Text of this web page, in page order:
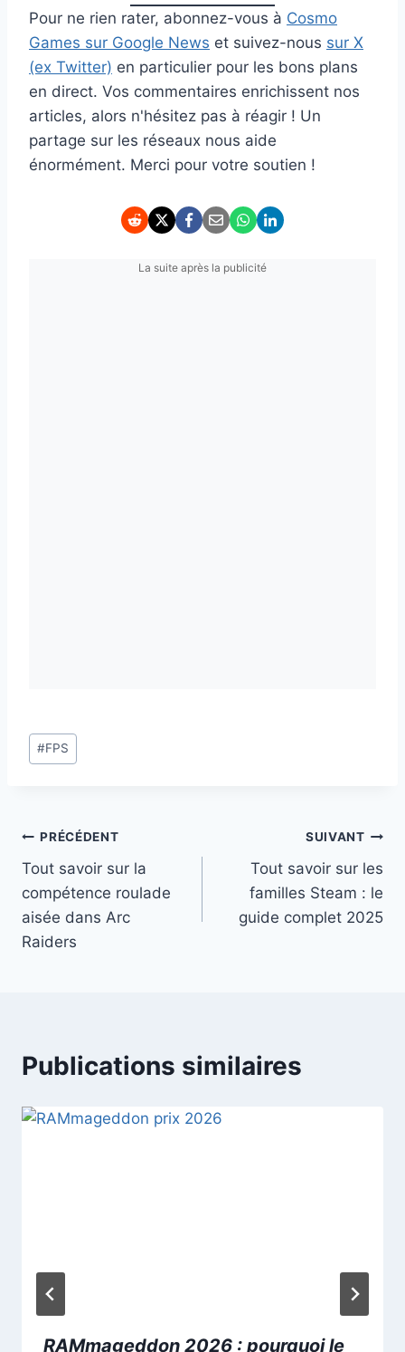
Pour ne rien rater, abonnez-vous à Cosmo
Games sur Google News et suivez-nous sur X
(ex Twitter) en particulier pour les bons plans
en direct. Vos commentaires enrichissent nos
articles, alors n'hésitez pas à réagir ! Un
partage sur les réseaux nous aide
énormément. Merci pour votre soutien !
La suite après la publicité
Étiquettes
de
#FPS
Navigation
de
l’article
PRÉCÉDENT
Tout savoir sur la
compétence roulade
aisée dans Arc
Raiders
SUIVANT
Tout savoir sur les
familles Steam : le
guide complet 2025
Publications similaires
RAMmageddon 2026 : pourquoi le